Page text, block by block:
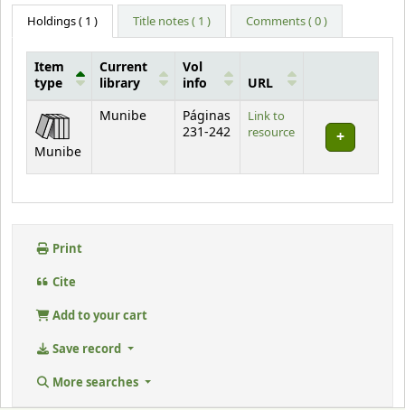
Holdings( 1 ) Title notes ( 1 ) Comments ( 0 )
Holdings
Item
type
Current
library
Vol
info
URL
Munibe
Munibe
Páginas
231-242
Link to
resource
Print
Cite
Add to your cart
Save record
More searches